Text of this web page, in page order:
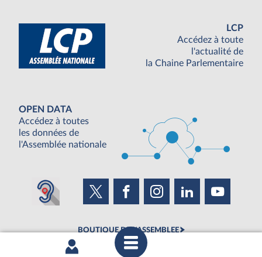
LCP
Accédez à toute
l'actualité de
la Chaine Parlementaire
OPEN DATA
Accédez à toutes
les données de
l'Assemblée nationale
BOUTIQUE DE L'ASSEMBLEE
UNE SEMAINE À L'ASSEMBLÉE